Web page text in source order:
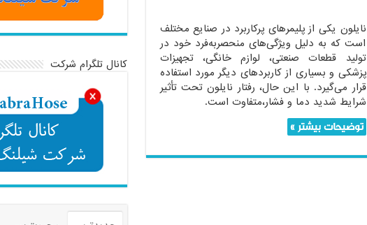
نایلون یکی از پلیمرهای پرکاربرد در صنایع مختلف
است که به دلیل ویژگی‌های منحصر‌به‌فرد خود در
تولید قطعات صنعتی، لوازم خانگی، تجهیزات
پزشکی و بسیاری از کاربردهای دیگر مورد استفاده
قرار می‌گیرد. با این حال، رفتار نایلون تحت تأثیر
شرایط شدید دما و فشار،متفاوت است.
توضیحات بیشتر »
کانال تلگرام شرکت